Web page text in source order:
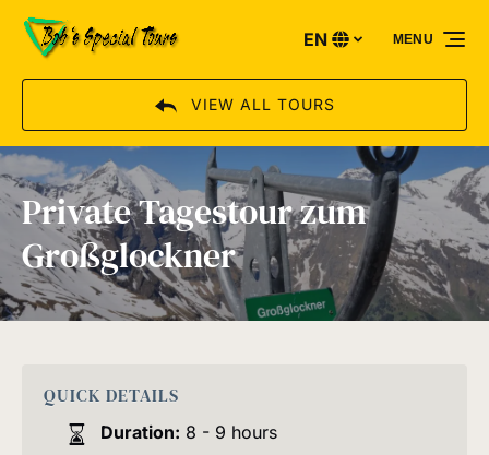
Skip to primary navigation
Skip to content
Skip to footer
your
EN
VIEW ALL TOURS
MENU
Private Tagestour zum
Großglockner
QUICK DETAILS
Duration: 8 - 9 hours